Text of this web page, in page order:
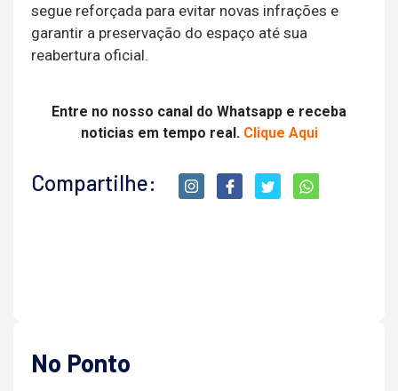
segue reforçada para evitar novas infrações e
garantir a preservação do espaço até sua
reabertura oficial.
Entre no nosso canal do Whatsapp e receba
noticias em tempo real. Clique Aqui
Compartilhe:
No Ponto